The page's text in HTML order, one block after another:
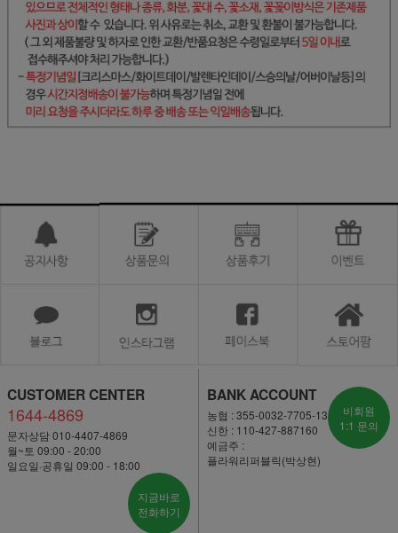
CUSTOMER CENTER
1644-4869
문자상담 010-4407-4869
월~토 09:00 - 20:00
일요일·공휴일 09:00 - 18:00
지금바로
전화하기
BANK ACCOUNT
농협 : 355-0032-7705-13
신한 : 110-427-887160
예금주 :
플라워리퍼블릭(박상현)
비회원
1:1 문의